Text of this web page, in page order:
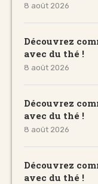
8 août 2026
Découvrez
avec du thé !
8 août 2026
Découvrez
avec du thé !
8 août 2026
Découvrez
avec du thé !